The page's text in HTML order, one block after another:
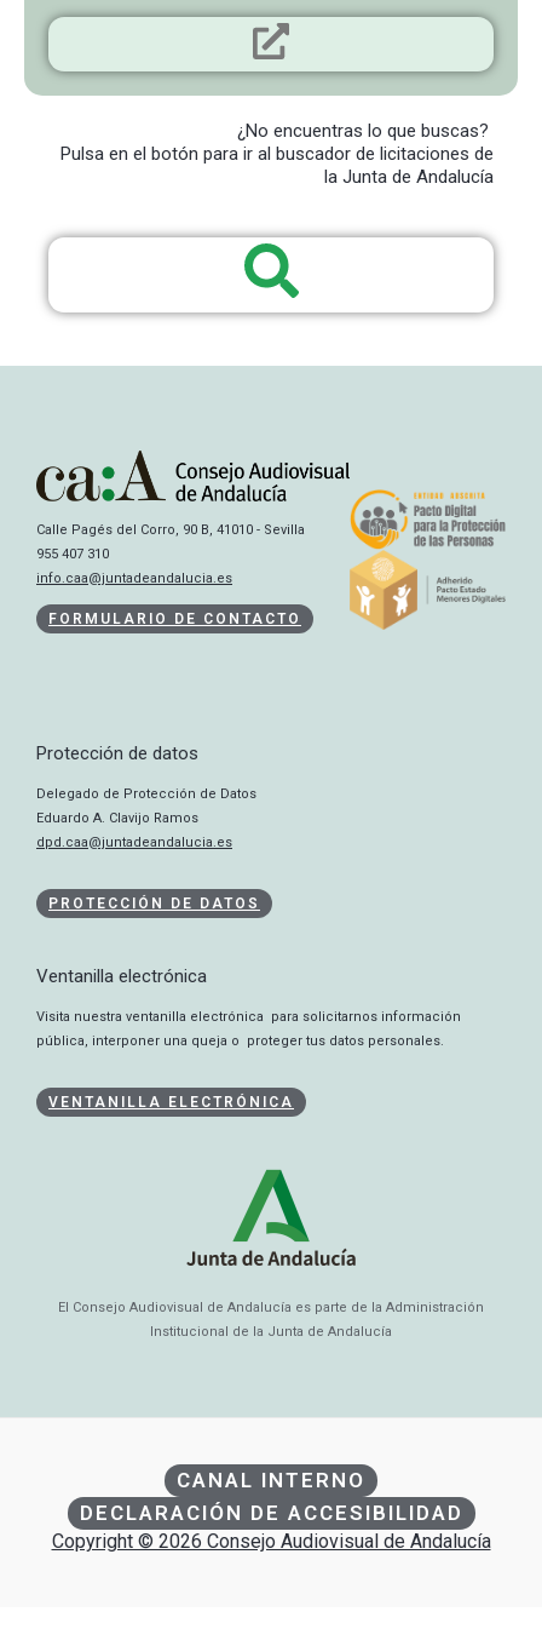
¿No encuentras lo que buscas?
Pulsa en el botón para ir al buscador de licitaciones de
la Junta de Andalucía
Calle Pagés del Corro, 90 B, 41010 - Sevilla
955 407 310
info.caa@juntadeandalucia.es
FORMULARIO DE CONTACTO
Protección de datos
Delegado de Protección de Datos
Eduardo A. Clavijo Ramos
dpd.caa@juntadeandalucia.es
PROTECCIÓN DE DATOS
Ventanilla electrónica
Visita nuestra ventanilla electrónica para solicitarnos información
pública, interponer una queja o proteger tus datos personales.
VENTANILLA ELECTRÓNICA
El Consejo Audiovisual de Andalucía es parte de la Administración
Institucional de la Junta de Andalucía
CANAL INTERNO
DECLARACIÓN DE ACCESIBILIDAD
Copyright © 2026 Consejo Audiovisual de Andalucía